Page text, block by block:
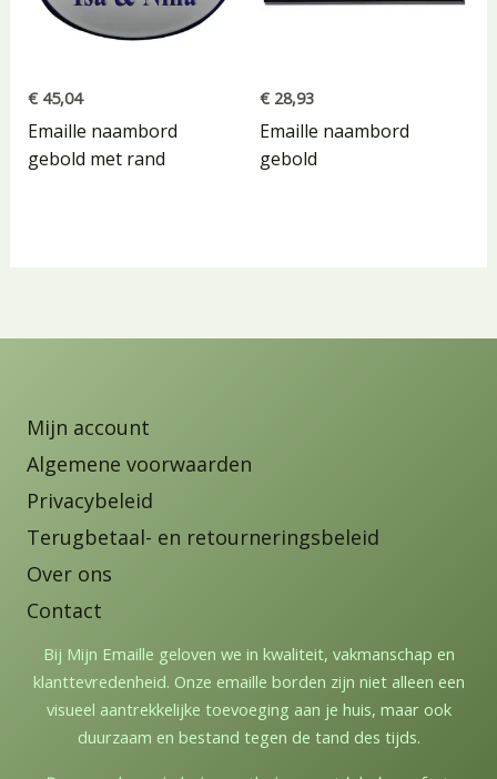
€45,04
Emaille naambord
gebold met rand
€ 28,93
Emaille naambord
gebold
Mijn account
Algemene voorwaarden
Privacybeleid
Terugbetaal- en retourneringsbeleid
Over ons
Contact
Bij Mijn Emaille geloven we in kwaliteit, vakmanschap en
klanttevredenheid. Onze emaille borden zijn niet alleen een
visueel aantrekkelijke toevoeging aan je huis, maar ook
duurzaam en bestand tegen de tand des tijds.